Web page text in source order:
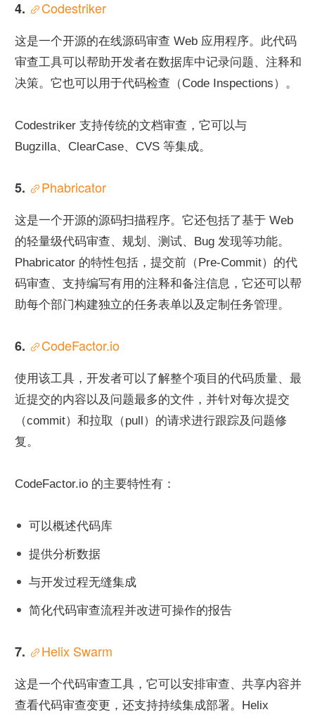
4. Codestriker
这是一个开源的在线源码审查 Web 应用程序。此代码
审查工具可以帮助开发者在数据库中记录问题、注释和
决策。它也可以用于代码检查（Code Inspections）。
Codestriker 支持传统的文档审查，它可以与
Bugzilla、ClearCase、CVS 等集成。
5. Phabricator
这是一个开源的源码扫描程序。它还包括了基于 Web
的轻量级代码审查、规划、测试、Bug 发现等功能。
Phabricator 的特性包括，提交前（Pre-Commit）的代
码审查、支持编写有用的注释和备注信息，它还可以帮
助每个部门构建独立的任务表单以及定制任务管理。
6. CodeFactor.io
使用该工具，开发者可以了解整个项目的代码质量、最
近提交的内容以及问题最多的文件，并针对每次提交
（commit）和拉取（pull）的请求进行跟踪及问题修
复。
CodeFactor.io 的主要特性有：
可以概述代码库
提供分析数据
与开发过程无缝集成
简化代码审查流程并改进可操作的报告
7. Helix Swarm
这是一个代码审查工具，它可以安排审查、共享内容并
查看代码审查变更，还支持持续集成部署。Helix